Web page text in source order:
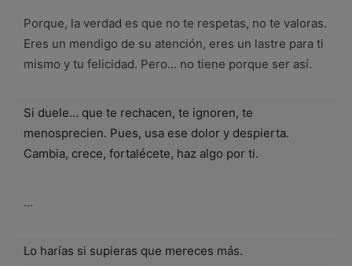
Porque, la verdad es que no te respetas, no te valoras.
Eres un mendigo de su atención, eres un lastre para ti
mismo y tu felicidad. Pero… no tiene porque ser así.
Si duele… que te rechacen, te ignoren, te
menosprecien. Pues, usa ese dolor y despierta.
Cambia, crece, fortalécete, haz algo por ti.
…
Lo harías si supieras que mereces más.